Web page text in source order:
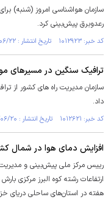
سازمان هواشناسی امروز (شنبه)
رعدوبرق پیش‌بینی کرد.
کد خبر: ۱۰۱۲۹۲۳ تاریخ انتشار : ۱۴۰۴/۰۶/۲۲
ترافیک سنگین در مسیرهای
سازمان مدیریت راه های کشور از
داد.
کد خبر: ۱۰۱۲۶۲۱ تاریخ انتشار : ۱۴۰۴/۰۶/۲۰
افزایش دمای هوا در شمال
رییس مرکز ملی پیش‌بینی و
ارتفاعات رشته کوه البرز مرکزی
هفته در استان‌های ساحلی دریای